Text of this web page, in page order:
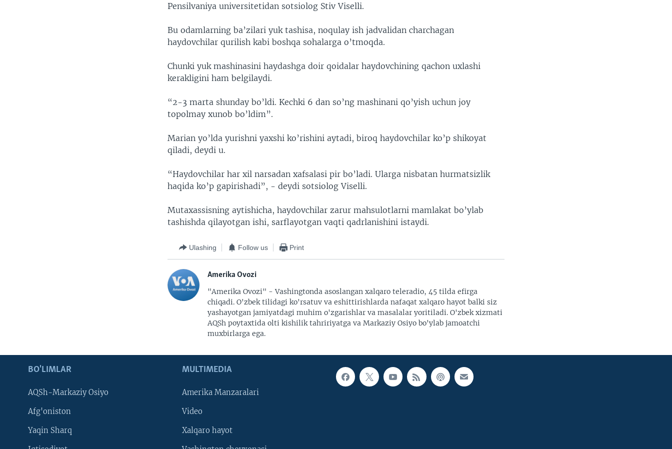
Pensilvaniya universitetidan sotsiolog Stiv Viselli.
Bu odamlarning ba’zilari yuk tashisa, noqulay ish jadvalidan charchagan
haydovchilar qurilish kabi boshqa sohalarga o’tmoqda.
Chunki yuk mashinasini haydashga doir qoidalar haydovchining qachon uxlashi
kerakligini ham belgilaydi.
“2-3 marta shunday bo’ldi. Kechki 6 dan so’ng mashinani qo’yish uchun joy
topolmay xunob bo’ldim”.
Marian yo’lda yurishni yaxshi ko’rishini aytadi, biroq haydovchilar ko’p shikoyat
qiladi, deydi u.
“Haydovchilar har xil narsadan xafsalasi pir bo’ladi. Ularga nisbatan hurmatsizlik
haqida ko’p gapirishadi”, - deydi sotsiolog Viselli.
Mutaxassisning aytishicha, haydovchilar zarur mahsulotlarni mamlakat bo’ylab
tashishda qilayotgan ishi, sarflayotgan vaqti qadrlanishini istaydi.
Ulashing Follow us Print
Amerika Ovozi
"Amerika Ovozi" - Vashingtonda asoslangan xalqaro teleradio, 45 tilda efirga
chiqadi. O'zbek tilidagi ko'rsatuv va eshittirishlarda nafaqat xalqaro hayot balki siz
yashayotgan jamiyatdagi muhim o'zgarishlar va masalalar yoritiladi. O'zbek xizmati
AQSh poytaxtida olti kishilik tahririyatga va Markaziy Osiyo bo'ylab jamoatchi
muxbirlarga ega.
BO'LIMLAR
AQSh-Markaziy Osiyo
Afg'oniston
Yaqin Sharq
MULTIMEDIA
Amerika Manzaralari
Video
Xalqaro hayot